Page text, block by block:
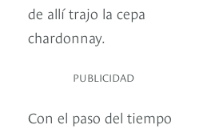
de allí trajo la cepa
chardonnay.
PUBLICIDAD
Con el paso del tiempo